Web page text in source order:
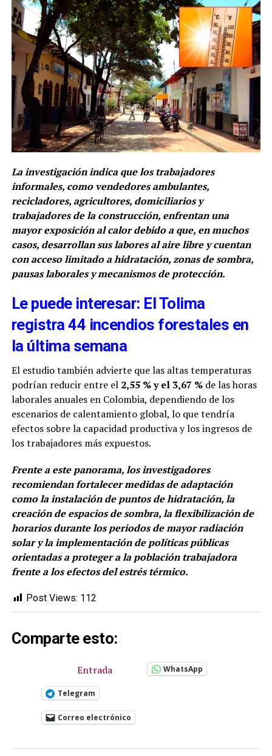
La investigación indica que los trabajadores
informales, como vendedores ambulantes,
recicladores, agricultores, domiciliarios y
trabajadores de la construcción, enfrentan una
mayor exposición al calor debido a que, en muchos
casos, desarrollan sus labores al aire libre y cuentan
con acceso limitado a hidratación, zonas de sombra,
pausas laborales y mecanismos de protección.
Le puede interesar: El Tolima
registra 44 incendios forestales en
la última semana
El estudio también advierte que las altas temperaturas
podrían reducir entre el 2,55 % y el 3,67 %de las horas
laborales anuales en Colombia, dependiendo de los
escenarios de calentamiento global, lo que tendría
efectos sobre la capacidad productiva y los ingresos de
los trabajadores más expuestos.
Frente a este panorama, los investigadores
recomiendan fortalecer medidas de adaptación
como la instalación de puntos de hidratación, la
creación de espacios de sombra, la flexibilización de
horarios durante los periodos de mayor radiación
solar y la implementación de políticas públicas
orientadas a proteger a la población trabajadora
frente a los efectos del estrés térmico.
Post Views: 112
Comparte esto:
Entrada WhatsApp
Telegram
Correo electrónico